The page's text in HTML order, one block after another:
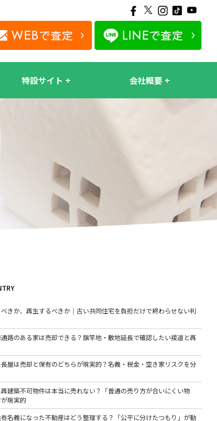
特設サイト 会社概要
きか、再生するべきか｜古い共同住宅を負担だけで終わらせない判
通路のある家は売却できる？旗竿地・敷地延長で確認したい接道と再
屋は売却と保有のどちらが現実的？名義・税金・空き家リスクを分
建築不可物件は本当に売れない？「普通の売り方が合いにくい物
現実的
名義になった不動産はどう整理する？「公平に分けたつもり」が動